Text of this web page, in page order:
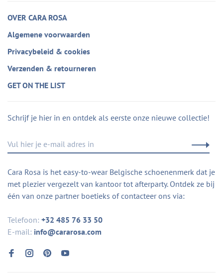
OVER CARA ROSA
Algemene voorwaarden
Privacybeleid & cookies
Verzenden & retourneren
GET ON THE LIST
Schrijf je hier in en ontdek als eerste onze nieuwe collectie!
Cara Rosa is het easy-to-wear Belgische schoenenmerk dat je
met plezier vergezelt van kantoor tot afterparty. Ontdek ze bij
één van onze partner boetieks of contacteer ons via:
Telefoon: +32 485 76 33 50
E-mail: info@cararosa.com